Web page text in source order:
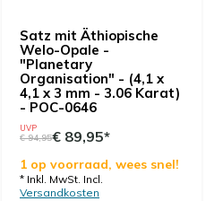
Satz mit Äthiopische
Welo-Opale -
"Planetary
Organisation" - (4,1 x
4,1 x 3 mm - 3.06 Karat)
- POC-0646
UVP
€ 94,95€ 89,95*
1 op voorraad, wees snel!
* Inkl. MwSt. Incl.
Versandkosten